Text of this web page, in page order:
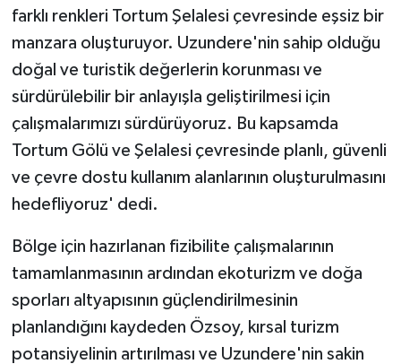
farklı renkleri Tortum Şelalesi çevresinde eşsiz bir
manzara oluşturuyor. Uzundere'nin sahip olduğu
doğal ve turistik değerlerin korunması ve
sürdürülebilir bir anlayışla geliştirilmesi için
çalışmalarımızı sürdürüyoruz. Bu kapsamda
Tortum Gölü ve Şelalesi çevresinde planlı, güvenli
ve çevre dostu kullanım alanlarının oluşturulmasını
hedefliyoruz' dedi.
Bölge için hazırlanan fizibilite çalışmalarının
tamamlanmasının ardından ekoturizm ve doğa
sporları altyapısının güçlendirilmesinin
planlandığını kaydeden Özsoy, kırsal turizm
potansiyelinin artırılması ve Uzundere'nin sakin
YEREL
Yerel Haberler